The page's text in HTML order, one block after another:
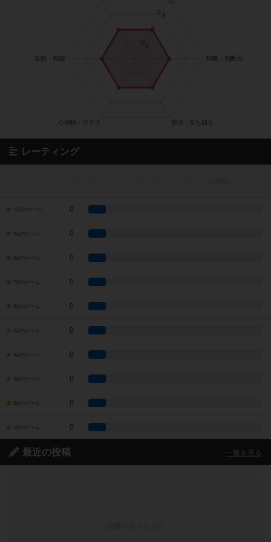
レーティング
10点のゲーム 0
9点のゲーム 0
8点のゲーム 0
7点のゲーム 0
6点のゲーム 0
5点のゲーム 0
4点のゲーム 0
3点のゲーム 0
2点のゲーム 0
1点のゲーム 0
最近の投稿